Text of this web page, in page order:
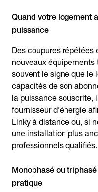
Quand votre logement
puissance
Des coupures répétées
nouveaux
souvent le signe que le
capacités de son
la puissance souscrite,
fournisseur d’énergie
Linky à distance ou, si
une installation plus
professionnels qualifiés.
Monophasé ou
pratique